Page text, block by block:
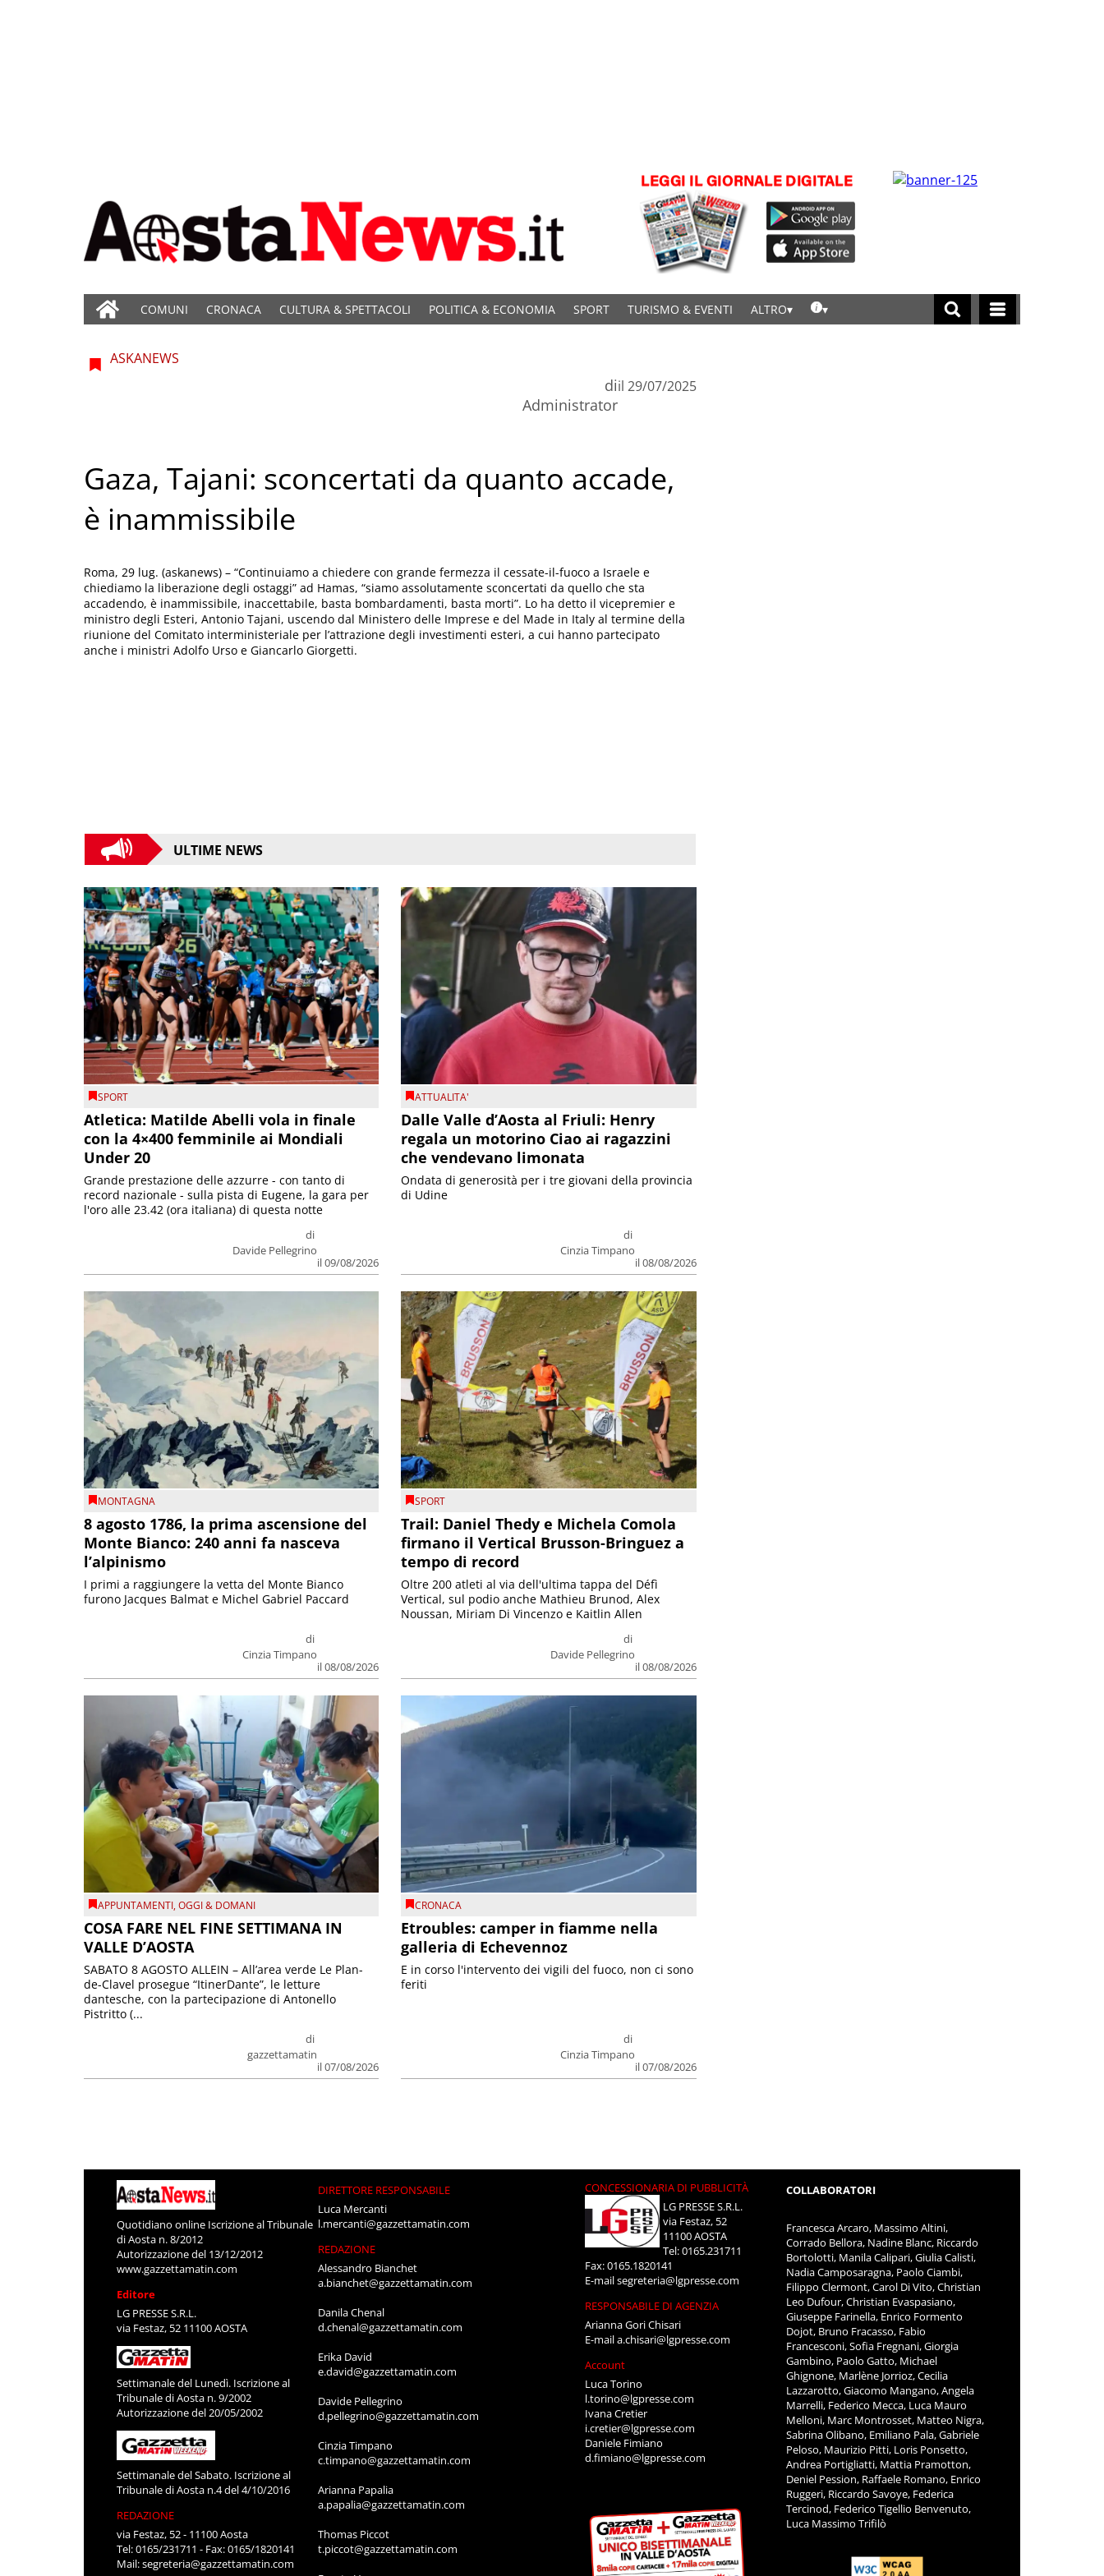
COMUNI CRONACA CULTURA & SPETTACOLI POLITICA & ECONOMIA SPORT TURISMO & EVENTI ALTRO
ASKANEWS
di
Administrator
il 29/07/2025
Gaza, Tajani: sconcertati da quanto accade,
è inammissibile
Roma, 29 lug. (askanews) – “Continuiamo a chiedere con grande fermezza il cessate-il-fuoco a Israele e
chiediamo la liberazione degli ostaggi” ad Hamas, “siamo assolutamente sconcertati da quello che sta
accadendo, è inammissibile, inaccettabile, basta bombardamenti, basta morti”. Lo ha detto il vicepremier e
ministro degli Esteri, Antonio Tajani, uscendo dal Ministero delle Imprese e del Made in Italy al termine della
riunione del Comitato interministeriale per l’attrazione degli investimenti esteri, a cui hanno partecipato
anche i ministri Adolfo Urso e Giancarlo Giorgetti.
ULTIME NEWS
SPORT
Atletica: Matilde Abelli vola in finale
con la 4×400 femminile ai Mondiali
Under 20
di
Davide Pellegrino
il 09/08/2026
Grande prestazione delle azzurre - con tanto di
record nazionale - sulla pista di Eugene, la gara per
l'oro alle 23.42 (ora italiana) di questa notte
ATTUALITA'
Dalle Valle d’Aosta al Friuli: Henry
regala un motorino Ciao ai ragazzini
che vendevano limonata
di
Cinzia Timpano
il 08/08/2026
Ondata di generosità per i tre giovani della provincia
di Udine
MONTAGNA
8 agosto 1786, la prima ascensione del
Monte Bianco: 240 anni fa nasceva
l’alpinismo
di
Cinzia Timpano
il 08/08/2026
I primi a raggiungere la vetta del Monte Bianco
furono Jacques Balmat e Michel Gabriel Paccard
SPORT
Trail: Daniel Thedy e Michela Comola
firmano il Vertical Brusson-Bringuez a
tempo di record
di
Davide Pellegrino
il 08/08/2026
Oltre 200 atleti al via dell'ultima tappa del Défì
Vertical, sul podio anche Mathieu Brunod, Alex
Noussan, Miriam Di Vincenzo e Kaitlin Allen
APPUNTAMENTI,OGGI & DOMANI
COSA FARE NEL FINE SETTIMANA IN
VALLE D’AOSTA
di
gazzettamatin
il 07/08/2026
SABATO 8 AGOSTO ALLEIN – All’area verde Le Plan-
de-Clavel prosegue “ItinerDante”, le letture
dantesche, con la partecipazione di Antonello
Pistritto (...
CRONACA
Etroubles: camper in fiamme nella
galleria di Echevennoz
di
Cinzia Timpano
il 07/08/2026
E in corso l'intervento dei vigili del fuoco, non ci sono
feriti
Quotidiano online Iscrizione al Tribunale
di Aosta n. 8/2012
Autorizzazione del 13/12/2012
www.gazzettamatin.com
Editore
LG PRESSE S.R.L.
via Festaz, 52 11100 AOSTA
Settimanale del Lunedì. Iscrizione al
Tribunale di Aosta n. 9/2002
Autorizzazione del 20/05/2002
Settimanale del Sabato. Iscrizione al
Tribunale di Aosta n.4 del 4/10/2016
REDAZIONE
via Festaz, 52 - 11100 Aosta
Tel: 0165/231711 - Fax: 0165/1820141
Mail:segreteria@gazzettamatin.com
DIRETTORE RESPONSABILE
Luca Mercanti
l.mercanti@gazzettamatin.com
REDAZIONE
Alessandro Bianchet
a.bianchet@gazzettamatin.com
Danila Chenal
d.chenal@gazzettamatin.com
Erika David
e.david@gazzettamatin.com
Davide Pellegrino
d.pellegrino@gazzettamatin.com
Cinzia Timpano
c.timpano@gazzettamatin.com
Arianna Papalia
a.papalia@gazzettamatin.com
Thomas Piccot
t.piccot@gazzettamatin.com
CONCESSIONARIA DI PUBBLICITÀ
LG PRESSE S.R.L.
via Festaz, 52
11100 AOSTA
Tel: 0165.231711
Fax: 0165.1820141
E-mailsegreteria@lgpresse.com
RESPONSABILE DI AGENZIA
Arianna Gori Chisari
E-maila.chisari@lgpresse.com
Account
Luca Torino
l.torino@lgpresse.com
Ivana Cretier
i.cretier@lgpresse.com
Daniele Fimiano
d.fimiano@lgpresse.com
COLLABORATORI
Francesca Arcaro, Massimo Altini,
Corrado Bellora, Nadine Blanc, Riccardo
Bortolotti, Manila Calipari, Giulia Calisti,
Nadia Camposaragna, Paolo Ciambi,
Filippo Clermont, Carol Di Vito, Christian
Leo Dufour, Christian Evaspasiano,
Giuseppe Farinella, Enrico Formento
Dojot, Bruno Fracasso, Fabio
Francesconi, Sofia Fregnani, Giorgia
Gambino, Paolo Gatto, Michael
Ghignone, Marlène Jorrioz, Cecilia
Lazzarotto, Giacomo Mangano, Angela
Marrelli, Federico Mecca, Luca Mauro
Melloni, Marc Montrosset, Matteo Nigra,
Sabrina Olibano, Emiliano Pala, Gabriele
Peloso, Maurizio Pitti, Loris Ponsetto,
Andrea Portigliatti, Mattia Pramotton,
Deniel Pession, Raffaele Romano, Enrico
Ruggeri, Riccardo Savoye, Federica
Tercinod, Federico Tigellio Benvenuto,
Luca Massimo Trifilò